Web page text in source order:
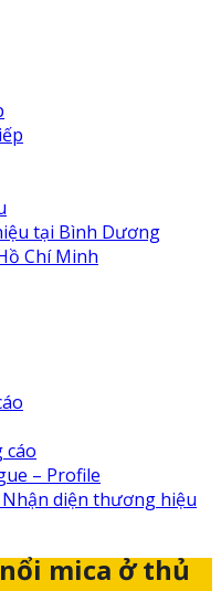
tại Bình Dương
Chí Minh
cáo
– Profile
diện thương hiệu
mica ở thủ